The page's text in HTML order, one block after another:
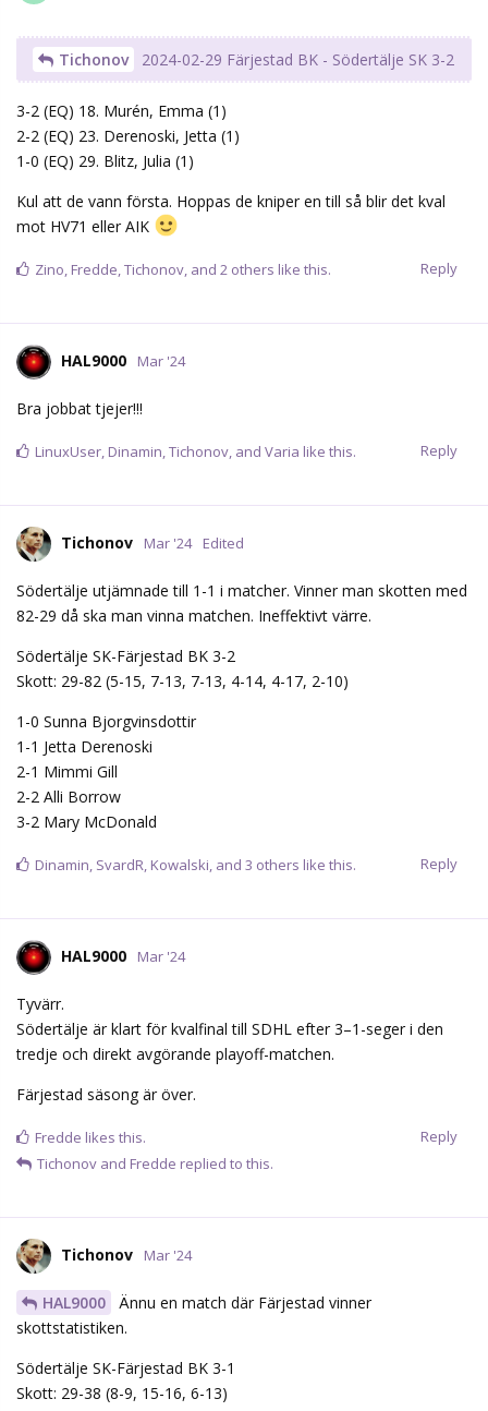
Tichonov 2024-02-29 Färjestad BK - Södertälje SK 3-2
3-2 (EQ) 18. Murén, Emma (1)
2-2 (EQ) 23. Derenoski, Jetta (1)
1-0 (EQ) 29. Blitz, Julia (1)
Kul att de vann första. Hoppas de kniper en till så blir det kval
mot HV71 eller AIK
Reply
Zino, Fredde,Tichonov, and 2 others like this.
HAL9000 Mar '24
Bra jobbat tjejer!!!
Reply
LinuxUser, Dinamin,Tichonov, and Varia like this.
Tichonov Mar '24 Edited
Södertälje utjämnade till 1-1 i matcher. Vinner man skotten med
82-29 då ska man vinna matchen. Ineffektivt värre.
Södertälje SK-Färjestad BK 3-2
Skott: 29-82 (5-15, 7-13, 7-13, 4-14, 4-17, 2-10)
1-0 Sunna Bjorgvinsdottir
1-1 Jetta Derenoski
2-1 Mimmi Gill
2-2 Alli Borrow
3-2 Mary McDonald
Reply
Dinamin, SvardR, Kowalski, and 3 others like this.
HAL9000 Mar '24
Tyvärr.
Södertälje är klart för kvalfinal till SDHL efter 3–1-seger i den
tredje och direkt avgörande playoff-matchen.
Färjestad säsong är över.
Reply
Fredde likes this.
Tichonov and Fredde replied to this.
Tichonov Mar '24
HAL9000
Ännu en match där Färjestad vinner
skottstatistiken.
Södertälje SK-Färjestad BK 3-1
Skott: 29-38 (8-9, 15-16, 6-13)